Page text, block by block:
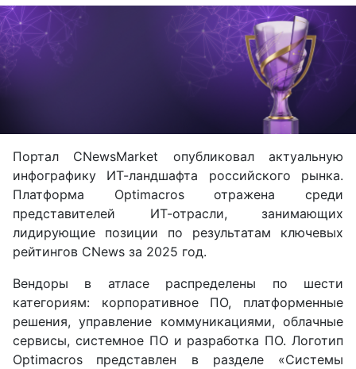
Портал CNewsMarket опубликовал актуальную
инфографику ИТ-ландшафта российского рынка.
Платформа Optimacros отражена среди
представителей ИТ-отрасли, занимающих
лидирующие позиции по результатам ключевых
рейтингов CNews за 2025 год.
Вендоры в атласераспределены по шести
категориям: корпоративное ПО, платформенные
решения, управление коммуникациями, облачные
сервисы, системное ПО и разработка ПО. Логотип
Optimacros
представлен в разделе «Системы